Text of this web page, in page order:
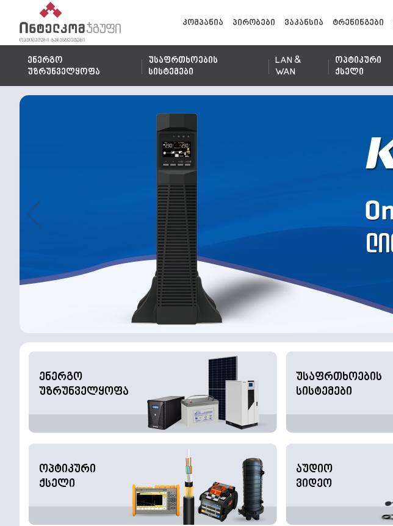
კომპანია პირობები ვაკანსია ტრენინგები
ენერგო
უზრუნველყოფა
უსაფრთხოების
სისტემები
LAN &
WAN
ოპტიკური
ქსელი
ენერგო
უზრუნველყოფა
უსაფრთხოების
სისტემები
ოპტიკური
ქსელი
აუდიო
ვიდეო